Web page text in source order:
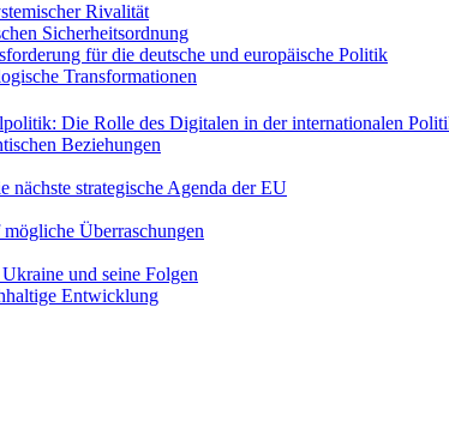
Rivalität
Sicherheitsordnung
für die deutsche und europäische Politik
Transformationen
Die Rolle des Digitalen in der internationalen
Beziehungen
nächste strategische Agenda der EU
Überraschungen
und seine Folgen
Entwicklung